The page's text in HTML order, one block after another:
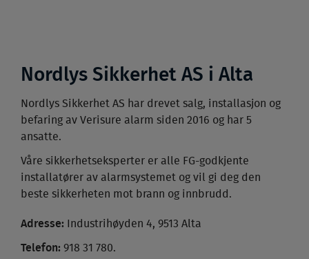
Nordlys Sikkerhet AS i Alta
Nordlys Sikkerhet AS har drevet salg, installasjon og
befaring av Verisure alarm siden 2016 og har 5
ansatte.
Våre sikkerhetseksperter er alle FG-godkjente
installatører av alarmsystemet og vil gi deg den
beste sikkerheten mot brann og innbrudd.
Adresse: Industrihøyden 4, 9513 Alta
Telefon: 918 31 780.